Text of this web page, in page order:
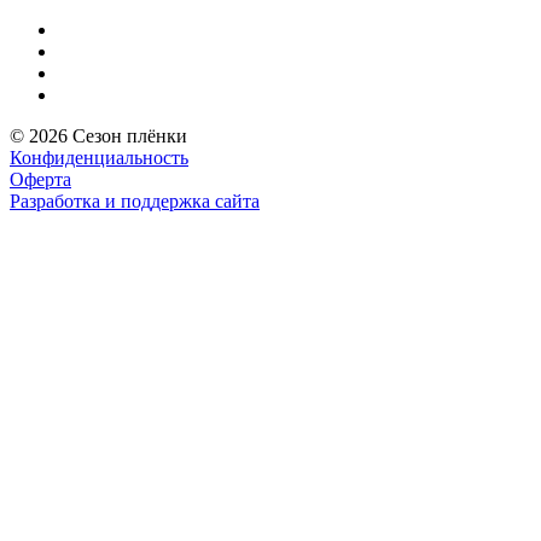
© 2026 Сезон плёнки
Конфиденциальность
Оферта
Разработка и поддержка сайта